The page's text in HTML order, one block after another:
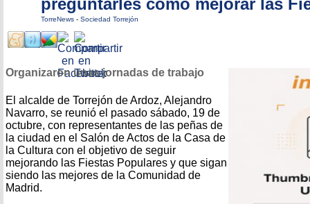
preguntarles cómo mejorar las
TorreNews - Sociedad Torrejón
Organizaron unas jornadas de trabajo
El alcalde de Torrejón de Ardoz, Alejandro
Navarro, se reunió el pasado sábado, 19 de
octubre, con representantes de las peñas de
la ciudad en el Salón de Actos de la Casa de
la Cultura con el objetivo de seguir
mejorando las Fiestas Populares y que sigan
siendo las mejores de la Comunidad de
Madrid.